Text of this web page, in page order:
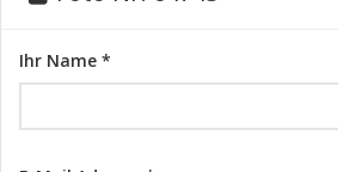
Ihr Name *